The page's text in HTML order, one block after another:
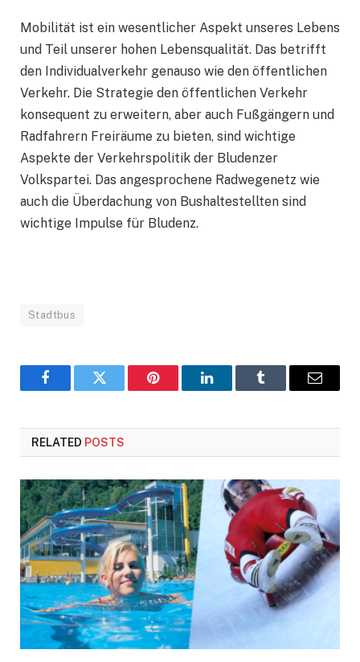
Mobilität ist ein wesentlicher Aspekt unseres Lebens
und Teil unserer hohen Lebensqualität. Das betrifft
den Individualverkehr genauso wie den öffentlichen
Verkehr. Die Strategie den öffentlichen Verkehr
konsequent zu erweitern, aber auch Fußgängern und
Radfahrern Freiräume zu bieten, sind wichtige
Aspekte der Verkehrspolitik der Bludenzer
Volkspartei. Das angesprochene Radwegenetz wie
auch die Überdachung von Bushaltestellten sind
wichtige Impulse für Bludenz.
Stadtbus
FacebookTwitter Pinterest LinkedInTumblr Email
RELATED POSTS